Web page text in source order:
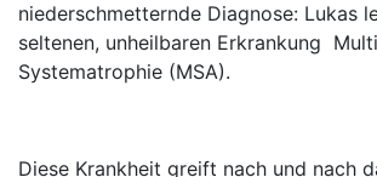
niederschmetternde Diagnose: Lukas
seltenen, unheilbaren Erkrankung
Systematrophie (MSA).
Diese Krankheit greift nach und nach